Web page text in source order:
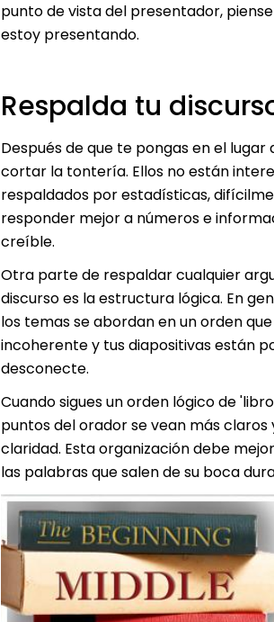
punto de vista del presentador,
estoy presentando.
Respalda tu
Después de que te pongas en el
cortar la tontería. Ellos no están
respaldados por estadísticas,
responder mejor a números e
creíble.
Otra parte de respaldar cualquier
discurso es la estructura lógica. En
los temas se abordan en un orden
incoherente y tus diapositivas están
desconecte.
Cuando sigues un orden lógico de
puntos del orador se vean más
claridad. Esta organización debe
las palabras que salen de su boca